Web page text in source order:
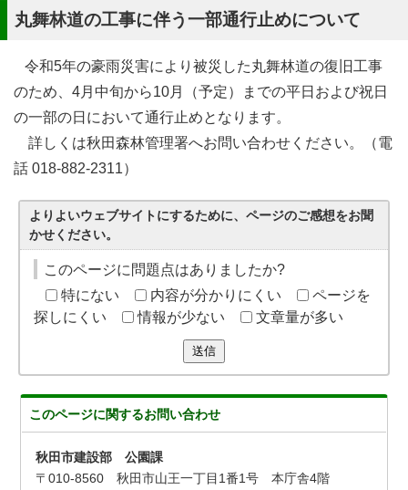
丸舞林道の工事に伴う一部通行止めについて
令和5年の豪雨災害により被災した丸舞林道の復旧工事
のため、4月中旬から10月（予定）までの平日および祝日
の一部の日において通行止めとなります。
詳しくは秋田森林管理署へお問い合わせください。（電
話 018-882-2311）
よりよいウェブサイトにするために、ページのご感想をお聞
かせください。
このページに問題点はありましたか?
特にない
内容が分かりにくい
ページを
探しにくい
情報が少ない 文章量が多い
送信
このページに関するお問い合わせ
秋田市建設部 公園課
〒010-8560 秋田市山王一丁目1番1号 本庁舎4階